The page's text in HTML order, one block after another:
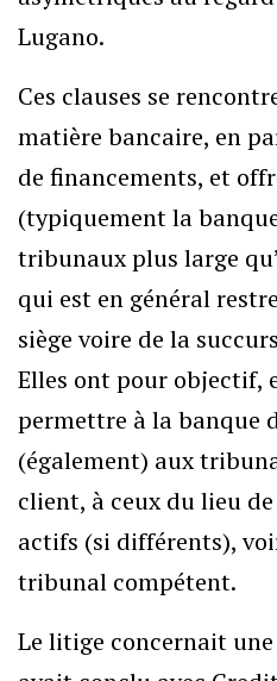
Lugano.
Ces clauses se
matière bancaire, en
de financements, et
(typiquement la
tribunaux plus large
qui est en général
siège voire de la
Elles ont pour objectif,
permettre à la banque
(également) aux
client, à ceux du lieu
actifs (si différents),
tribunal compétent.
Le litige concernait